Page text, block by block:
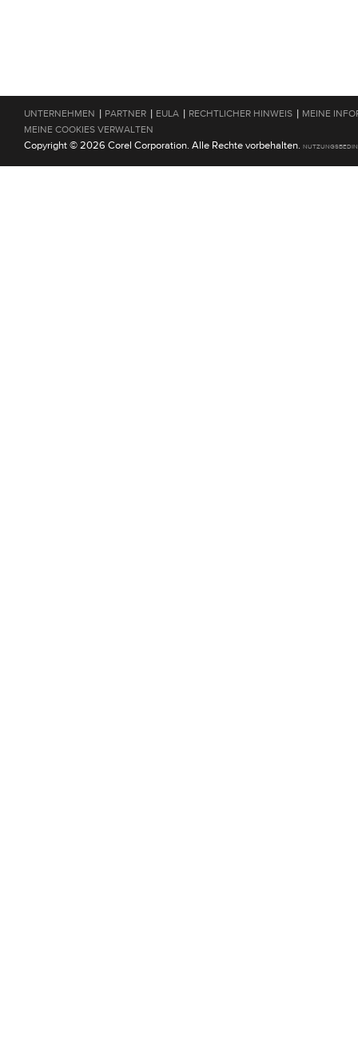
UNTERNEHMEN | PARTNER | EULA | RECHTLICHER HINWEIS | MEINE
MEINE COOKIES VERWALTEN
Copyright © 2026 Corel Corporation. Alle Rechte vorbehalten.